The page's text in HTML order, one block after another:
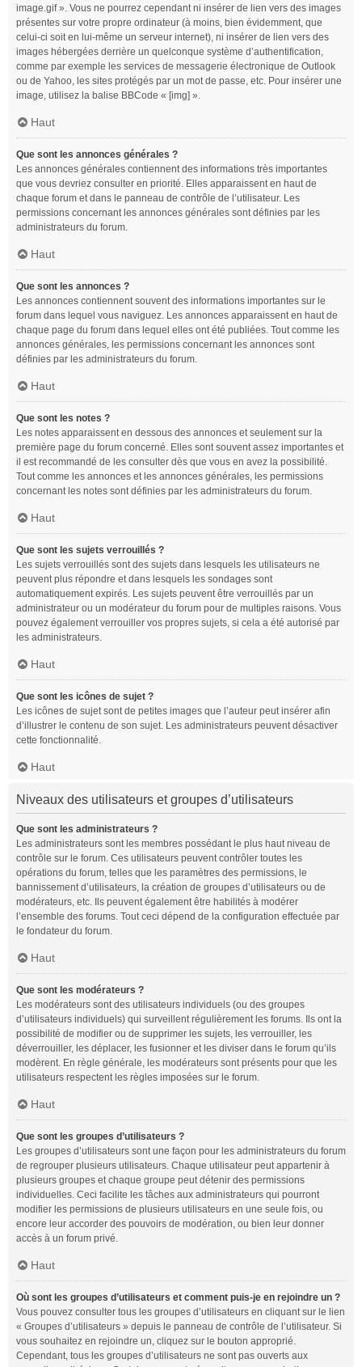
image.gif ». Vous ne pourrez cependant ni insérer de lien vers des images
présentes sur votre propre ordinateur (à moins, bien évidemment, que
celui-ci soit en lui-même un serveur internet), ni insérer de lien vers des
images hébergées derrière un quelconque système d’authentification,
comme par exemple les services de messagerie électronique de Outlook
ou de Yahoo, les sites protégés par un mot de passe, etc. Pour insérer une
image, utilisez la balise BBCode « [img] ».
Haut
Que sont les annonces générales ?
Les annonces générales contiennent des informations très importantes
que vous devriez consulter en priorité. Elles apparaissent en haut de
chaque forum et dans le panneau de contrôle de l’utilisateur. Les
permissions concernant les annonces générales sont définies par les
administrateurs du forum.
Haut
Que sont les annonces ?
Les annonces contiennent souvent des informations importantes sur le
forum dans lequel vous naviguez. Les annonces apparaissent en haut de
chaque page du forum dans lequel elles ont été publiées. Tout comme les
annonces générales, les permissions concernant les annonces sont
définies par les administrateurs du forum.
Haut
Que sont les notes ?
Les notes apparaissent en dessous des annonces et seulement sur la
première page du forum concerné. Elles sont souvent assez importantes et
il est recommandé de les consulter dès que vous en avez la possibilité.
Tout comme les annonces et les annonces générales, les permissions
concernant les notes sont définies par les administrateurs du forum.
Haut
Que sont les sujets verrouillés ?
Les sujets verrouillés sont des sujets dans lesquels les utilisateurs ne
peuvent plus répondre et dans lesquels les sondages sont
automatiquement expirés. Les sujets peuvent être verrouillés par un
administrateur ou un modérateur du forum pour de multiples raisons. Vous
pouvez également verrouiller vos propres sujets, si cela a été autorisé par
les administrateurs.
Haut
Que sont les icônes de sujet ?
Les icônes de sujet sont de petites images que l’auteur peut insérer afin
d’illustrer le contenu de son sujet. Les administrateurs peuvent désactiver
cette fonctionnalité.
Haut
Niveaux des utilisateurs et groupes d’utilisateurs
Que sont les administrateurs ?
Les administrateurs sont les membres possédant le plus haut niveau de
contrôle sur le forum. Ces utilisateurs peuvent contrôler toutes les
opérations du forum, telles que les paramètres des permissions, le
bannissement d’utilisateurs, la création de groupes d’utilisateurs ou de
modérateurs, etc. Ils peuvent également être habilités à modérer
l’ensemble des forums. Tout ceci dépend de la configuration effectuée par
le fondateur du forum.
Haut
Que sont les modérateurs ?
Les modérateurs sont des utilisateurs individuels (ou des groupes
d’utilisateurs individuels) qui surveillent régulièrement les forums. Ils ont la
possibilité de modifier ou de supprimer les sujets, les verrouiller, les
déverrouiller, les déplacer, les fusionner et les diviser dans le forum qu’ils
modèrent. En règle générale, les modérateurs sont présents pour que les
utilisateurs respectent les règles imposées sur le forum.
Haut
Que sont les groupes d’utilisateurs ?
Les groupes d’utilisateurs sont une façon pour les administrateurs du forum
de regrouper plusieurs utilisateurs. Chaque utilisateur peut appartenir à
plusieurs groupes et chaque groupe peut détenir des permissions
individuelles. Ceci facilite les tâches aux administrateurs qui pourront
modifier les permissions de plusieurs utilisateurs en une seule fois, ou
encore leur accorder des pouvoirs de modération, ou bien leur donner
accès à un forum privé.
Haut
Où sont les groupes d’utilisateurs et comment puis-je en rejoindre un ?
Vous pouvez consulter tous les groupes d’utilisateurs en cliquant sur le lien
« Groupes d’utilisateurs » depuis le panneau de contrôle de l’utilisateur. Si
vous souhaitez en rejoindre un, cliquez sur le bouton approprié.
Cependant, tous les groupes d’utilisateurs ne sont pas ouverts aux